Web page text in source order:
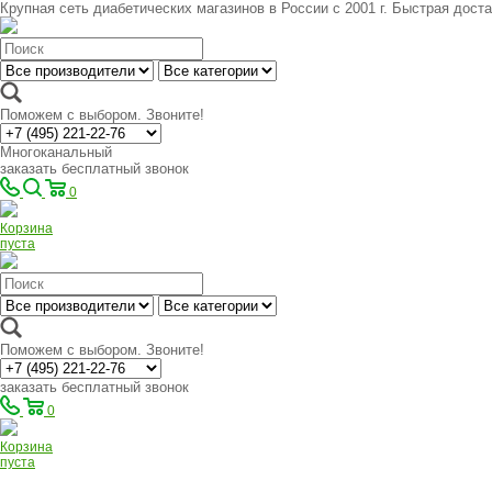
Крупная сеть диабетических магазинов в России с 2001 г. Быстрая
Поможем с выбором. Звоните!
Многоканальный
заказать бесплатный звонок
0
Корзина
пуста
Поможем с выбором. Звоните!
заказать бесплатный звонок
0
Корзина
пуста